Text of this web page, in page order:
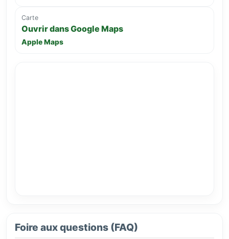
Carte
Ouvrir dans Google Maps
Apple Maps
Foire aux questions (FAQ)